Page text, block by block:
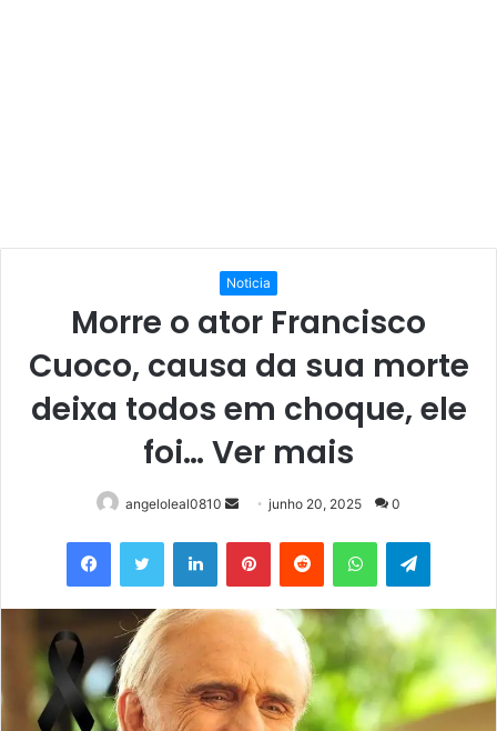
Noticia
Morre o ator Francisco
Cuoco, causa da sua morte
deixa todos em choque, ele
foi… Ver mais
angeloleal0810
Mande
e-
junho 20, 2025 0
FacebookTwitter LinkedinPinterestReddit WhatsAppTelegram